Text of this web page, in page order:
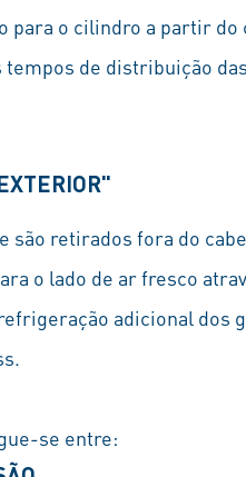
para o cilindro a partir do
tempos de distribuição
são retirados fora do
o lado de ar fresco
adicional dos
se entre: